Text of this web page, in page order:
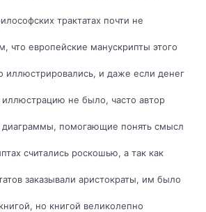
трактатах почти не
что европейские манускрипты этого
иллюстрировались, и даже если денег
не было, часто автор
диаграммы, помогающие понять смысл
считались роскошью, а так как
заказывали аристократы, им было
но книгой великолепно